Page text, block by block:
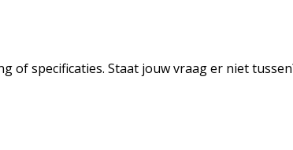
specificaties. Staat jouw vraag er niet